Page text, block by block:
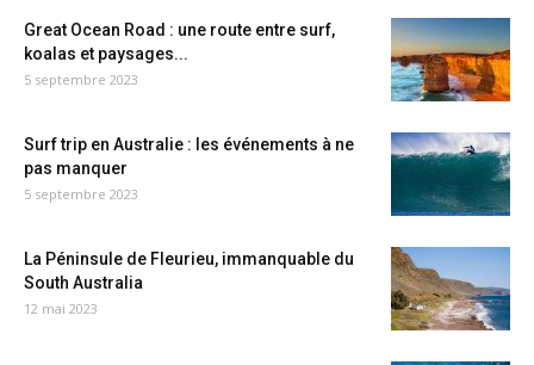
Great Ocean Road : une route entre surf,
koalas et paysages...
5 septembre 2023
Surf trip en Australie : les événements à ne
pas manquer
5 septembre 2023
La Péninsule de Fleurieu, immanquable du
South Australia
12 mai 2023